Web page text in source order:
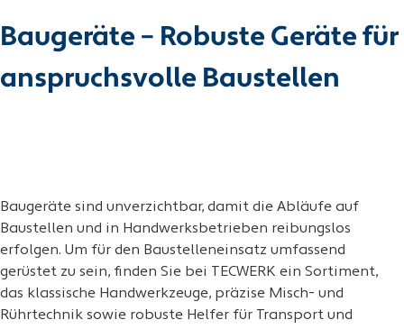
Baugeräte – Robuste Geräte für
anspruchsvolle Baustellen
Baugeräte sind unverzichtbar, damit die Abläufe auf
Baustellen und in Handwerksbetrieben reibungslos
erfolgen. Um für den Baustelleneinsatz umfassend
gerüstet zu sein, finden Sie bei TECWERK ein Sortiment,
das klassische Handwerkzeuge, präzise Misch- und
Rührtechnik sowie robuste Helfer für Transport und